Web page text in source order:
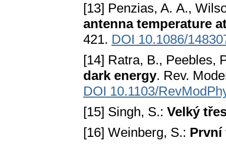
[13] Penzias, A. A.,
antenna temperature
421. DOI 10.1086/
[14] Ratra, B., Peebles,
dark energy. Rev.
DOI 10.1103/
[15] Singh, S.: Velký
[16] Weinberg, S.: